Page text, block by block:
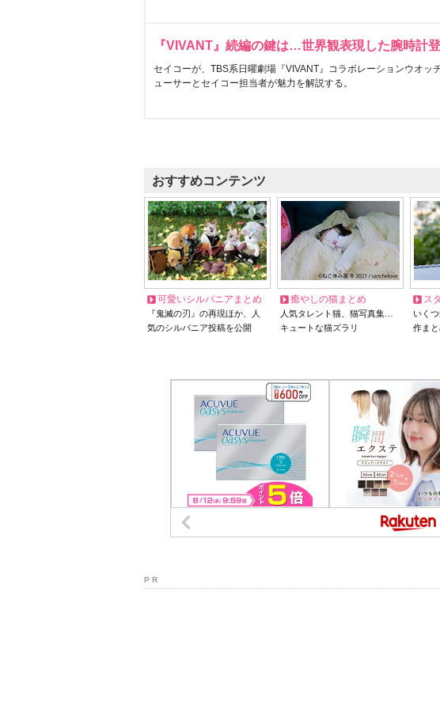
『VIVANT』続編の鍵は…世界観表現した腕時計
セイコーが、TBS系日曜劇場『VIVANT』コラボレーションウオッ
ューサーとセイコー担当者が魅力を解説する。
おすすめコンテンツ
可愛いシルバニアまとめ
『鬼滅の刃』の再現ほか、人
気のシルバニア投稿を公開
癒やしの猫まとめ
人気タレント猫、猫写真集…
キュートな猫ズラリ
ス
いく
作ま
P R